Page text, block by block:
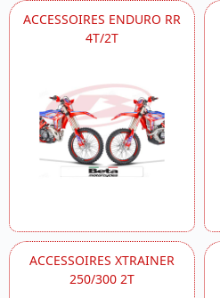
ACCESSOIRES ENDURO RR
4T/2T
ACCESSOIRES XTRAINER
250/300 2T